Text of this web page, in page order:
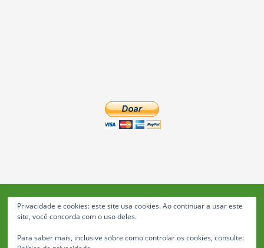
Blog da Feira: Jornal de Notícias de Feira de Santana
Todos os direitos reservados
Privacidade e cookies: este site usa cookies. Ao continuar a usar este
site, você concorda com o uso deles.
Para saber mais, inclusive sobre como controlar os cookies, consulte: